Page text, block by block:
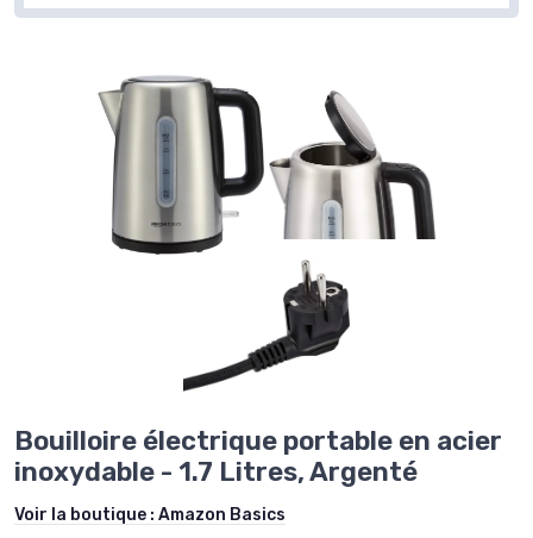
Bouilloire électrique portable en acier
inoxydable - 1.7 Litres, Argenté
Voir la boutique : Amazon Basics